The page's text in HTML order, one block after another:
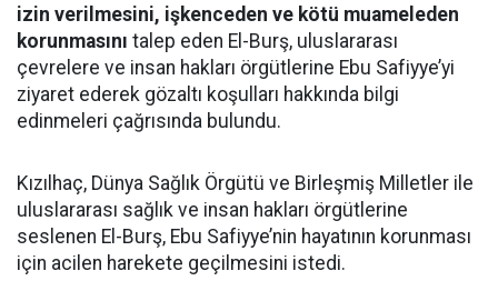
izin verilmesini, işkenceden ve kötü muameleden
korunmasını talep eden El-Burş, uluslararası
çevrelere ve insan hakları örgütlerine Ebu Safiyye’yi
ziyaret ederek gözaltı koşulları hakkında bilgi
edinmeleri çağrısında bulundu.
Kızılhaç, Dünya Sağlık Örgütü ve Birleşmiş Milletler ile
uluslararası sağlık ve insan hakları örgütlerine
seslenen El-Burş, Ebu Safiyye’nin hayatının korunması
için acilen harekete geçilmesini istedi.